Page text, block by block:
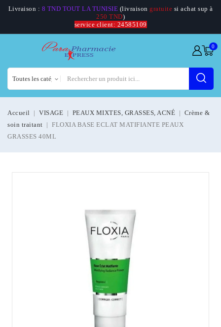
Livraison : 8 TND TOUT LA TUNISIE (livraison gratuite si achat sup à
250 TND)
service client: 24585109
0
Accueil VISAGE PEAUX MIXTES, GRASSES, ACNÉ
Crème &
soin traitant
FLOXIA BASE ECLAT MATIFIANTE PEAUX
GRASSES 40ML